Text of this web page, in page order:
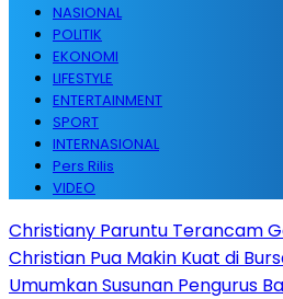
NASIONAL
POLITIK
EKONOMI
LIFESTYLE
ENTERTAINMENT
SPORT
INTERNASIONAL
Pers Rilis
VIDEO
Christiany Paruntu Terancam
Christian Pua Makin Kuat di
Umumkan Susunan Pengurus